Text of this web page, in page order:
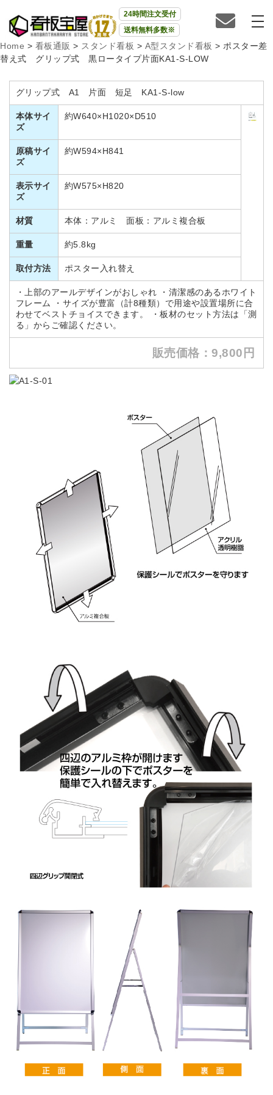
24時間注文受付
送料無料多数※
Home > 看板通販 > スタンド看板 > A型スタンド看板 > ポスター差
替え式 グリップ式 黒ロータイプ片面KA1-S-LOW
グリップ式 A1 片面 短足 KA1-S-low
本体サイ
ズ
約W640×H1020×D510
原稿サイ
ズ
約W594×H841
表示サイ
ズ
約W575×H820
材質 本体：アルミ 面板：アルミ複合板
重量 約5.8kg
取付方法 ポスター入れ替え
・上部のアールデザインがおしゃれ ・清潔感のあるホワイト
フレーム ・サイズが豊富（計8種類）で用途や設置場所に合
わせてベストチョイスできます。 ・板材のセット方法は「測
る」からご確認ください。
販売価格：9,800円